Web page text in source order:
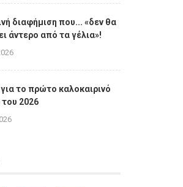
διαφήμιση που... «δεν θα
άντερο από τα γέλια»!
το πρώτο καλοκαιρινό
του 2026